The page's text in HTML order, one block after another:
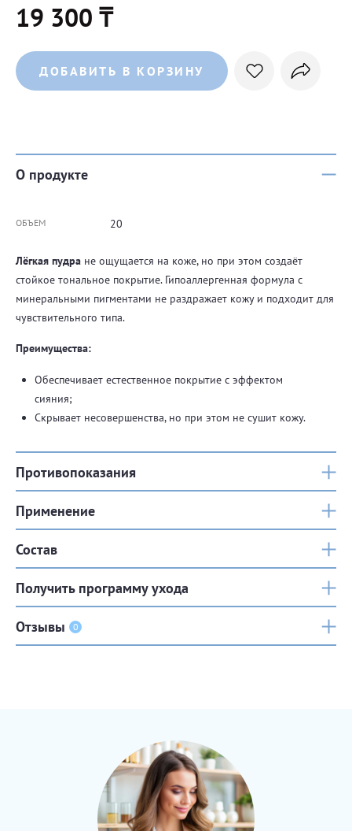
19 300 ₸
ДОБАВИТЬ В КОРЗИНУ
О продукте
ОБЪЕМ 20
Лёгкая пудра не ощущается на коже, но при этом создаёт
стойкое тональное покрытие. Гипоаллергенная формула с
минеральными пигментами не раздражает кожу и подходит для
чувствительного типа.
Преимущества:
Обеспечивает естественное покрытие с эффектом
сияния;
Скрывает несовершенства, но при этом не сушит кожу.
Противопоказания
Применение
Состав
Получить программу ухода
Отзывы 0